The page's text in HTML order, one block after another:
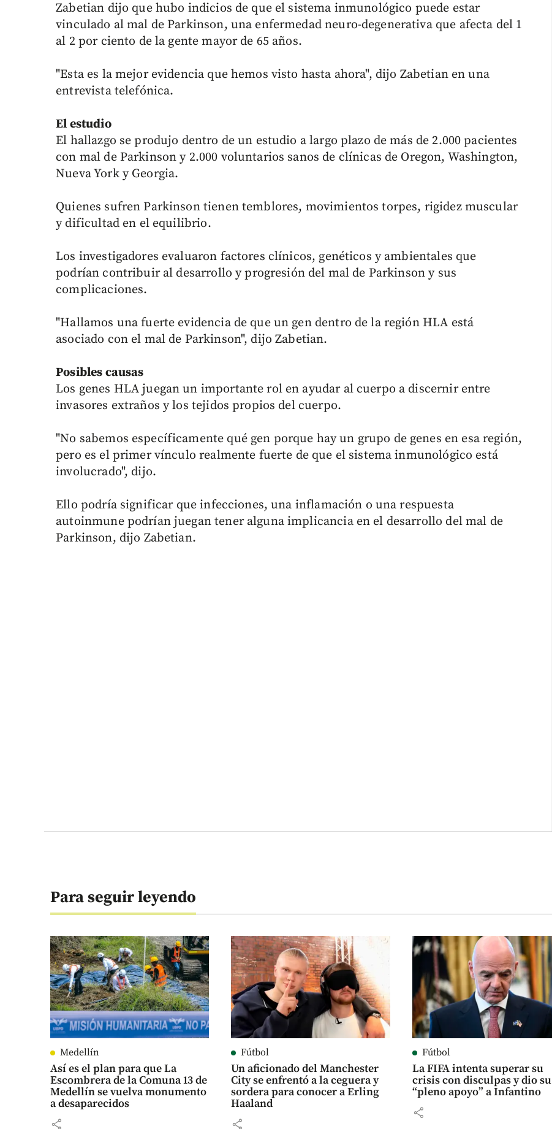
Zabetian dijo que hubo indicios de que el sistema inmunológico puede estar
vinculado al mal de Parkinson, una enfermedad neuro-degenerativa que afecta del 1
al 2 por ciento de la gente mayor de 65 años.
"Esta es la mejor evidencia que hemos visto hasta ahora", dijo Zabetian en una
entrevista telefónica.
El estudio
El hallazgo se produjo dentro de un estudio a largo plazo de más de 2.000 pacientes
con mal de Parkinson y 2.000 voluntarios sanos de clínicas de Oregon, Washington,
Nueva York y Georgia.
Quienes sufren Parkinson tienen temblores, movimientos torpes, rigidez muscular
y dificultad en el equilibrio.
Los investigadores evaluaron factores clínicos, genéticos y ambientales que
podrían contribuir al desarrollo y progresión del mal de Parkinson y sus
complicaciones.
"Hallamos una fuerte evidencia de que un gen dentro de la región HLA está
asociado con el mal de Parkinson", dijo Zabetian.
Posibles causas
Los genes HLA juegan un importante rol en ayudar al cuerpo a discernir entre
invasores extraños y los tejidos propios del cuerpo.
"No sabemos específicamente qué gen porque hay un grupo de genes en esa región,
pero es el primer vínculo realmente fuerte de que el sistema inmunológico está
involucrado", dijo.
Ello podría significar que infecciones, una inflamación o una respuesta
autoinmune podrían juegan tener alguna implicancia en el desarrollo del mal de
Parkinson, dijo Zabetian.
Para seguir leyendo
Medellín
Así es el plan para que La
Escombrera de la Comuna 13 de
Medellín se vuelva monumento
a desaparecidos
share
Fútbol
Un aficionado del Manchester
City se enfrentó a la ceguera y
sordera para conocer a Erling
Haaland
share
Fútbol
La FIFA intenta superar su
crisis con disculpas y dio su
“pleno apoyo” a Infantino
share